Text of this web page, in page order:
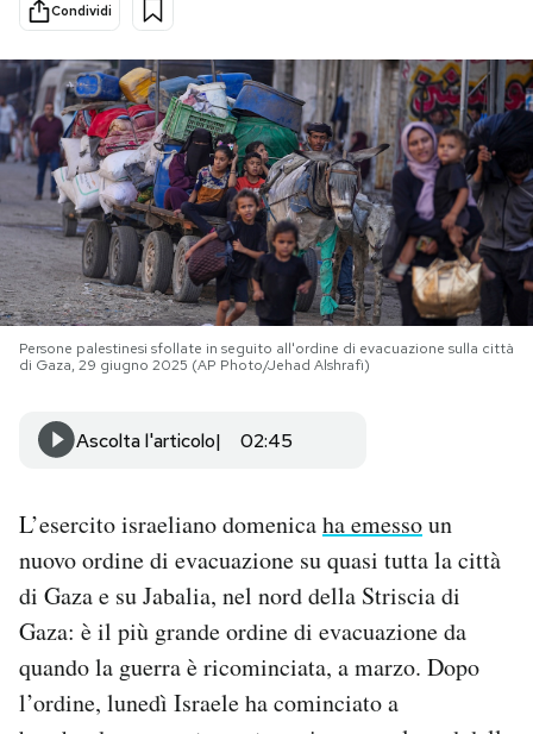
Sport
PODCAST
NEWSLETTER
I MIEI PREFERITI
SHOP
CALENDARIO
AREA PERSONALE
Area Personale
Newsletter
Notifiche mobile
Regala il Post
Hai bisogno di aiuto?
Esci
Condividi
Persone palestinesi sfollate in seguito all'ordine di evacuazione sulla città
di Gaza, 29 giugno 2025 (AP Photo/Jehad Alshrafi)
Ascolta l'articolo 02:45
L’esercito israeliano domenicaha emessoun
nuovo ordine di evacuazione su quasi tutta la città
di Gaza e su Jabalia, nel nord della Striscia di
Gaza: è il più grande ordine di evacuazione da
quando la guerra è ricominciata, a marzo. Dopo
l’ordine, lunedì Israele ha cominciato a